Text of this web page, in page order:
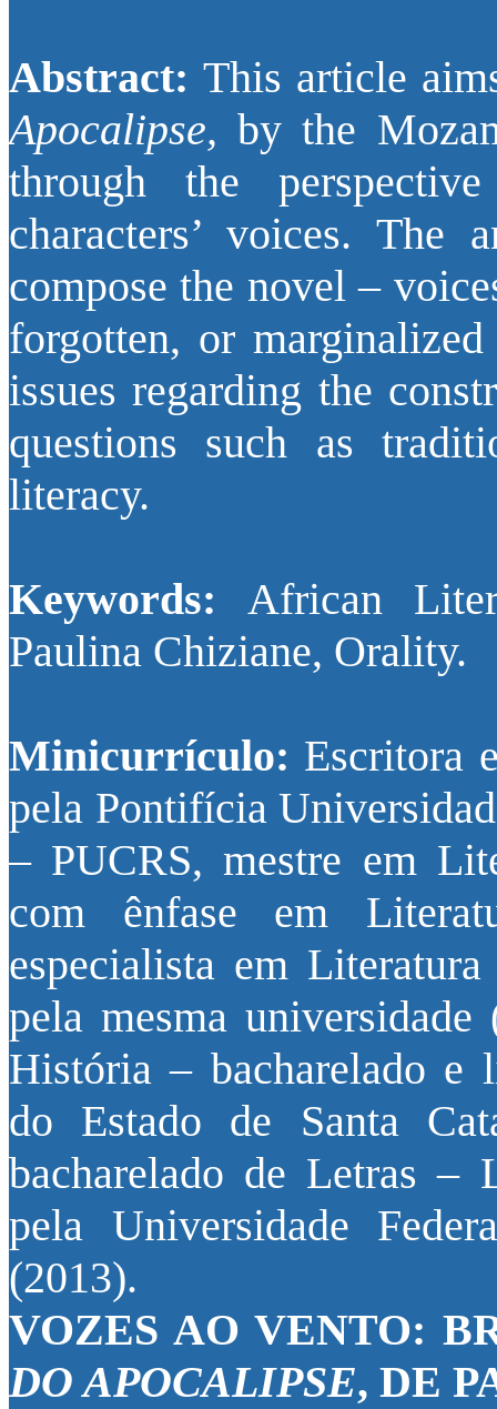
Abstract:This article
Apocalipse, by the
through the
characters’ voices. The
compose the novel –
forgotten, or
issues regarding the
questions such as
literacy.
Keywords: African
Paulina Chiziane, Orality.
Minicurrículo: Escritora
pela Pontifícia
– PUCRS, mestre em
com ênfase em
especialista em
pela mesma
História – bacharelado e
do Estado de Santa
bacharelado de Letras –
pela Universidade
(2013).
VOZES AO VENTO:
DO APOCALIPSE, DE